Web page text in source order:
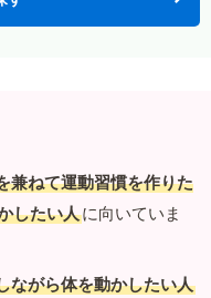
兼ねて運動習慣を作りた
したい人に向いていま
ながら体を動かしたい人